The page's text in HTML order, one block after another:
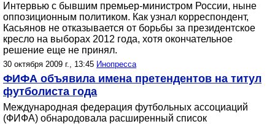
Интервью с бывшим премьер-министром России, ныне
оппозиционным политиком. Как узнал корреспондент,
Касьянов не отказывается от борьбы за президентское
кресло на выборах 2012 года, хотя окончательное
решение еще не принял.
30 октября 2009 г., 13:45 Инопресса
ФИФА объявила имена претендентов на титул
футболиста года
Международная федерация футбольных ассоциаций
(ФИФА) обнародовала расширенный список